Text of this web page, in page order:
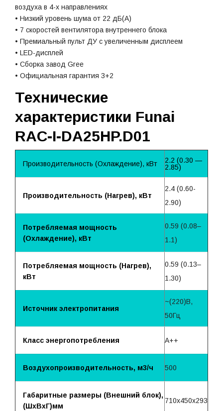
воздуха в 4-х направлениях
• Низкий уровень шума от 22 дБ(А)
• 7 скоростей вентилятора внутреннего блока
• Премиальный пульт ДУ с увеличенным дисплеем
• LED-дисплей
• Сборка завод Gree
• Официальная гарантия 3+2
Технические
характеристики Funai
RAC-I-DA25HP.D01
Производительность (Охлаждение), кВт
2.2 (0.30 —
2.85)
Производительность (Нагрев), кВт
2.4 (0.60-
2.90)
Потребляемая мощность
(Охлаждение), кВт
0.59 (0.08–
1.1)
Потребляемая мощность (Нагрев),
кВт
0.59 (0.13–
1.30)
Источник электропитания
~(220)B,
50Гц
Класс энергопотребления A++
Воздухопроизводительность, м3/ч 500
Габаритные размеры (Внешний блок),
(ШхВхГ)мм
710x450x293